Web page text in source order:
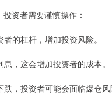
资者需要谨慎操作：
的杠杆，增加投资风险。
，这会增加投资者的成本。
，投资者可能会面临爆仓风